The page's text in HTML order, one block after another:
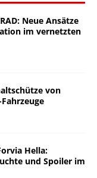
Neue Ansätze
im vernetzten
von
Hella:
und Spoiler im